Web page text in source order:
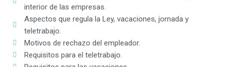
interior de las empresas.
Aspectos que regula la Ley, vacaciones, jornada y
teletrabajo.
Motivos de rechazo del empleador.
Requisitos para el teletrabajo.